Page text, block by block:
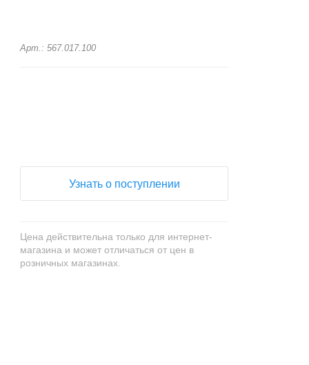
Арт.: 567.017.100
Узнать о поступлении
Цена действительна только для интернет-
магазина и может отличаться от цен в
розничных магазинах.